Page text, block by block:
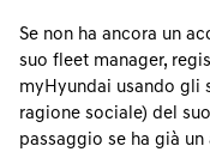
Se non ha ancora un
suo fleet manager,
myHyundai usando gli
ragione sociale) del
passaggio se ha già un